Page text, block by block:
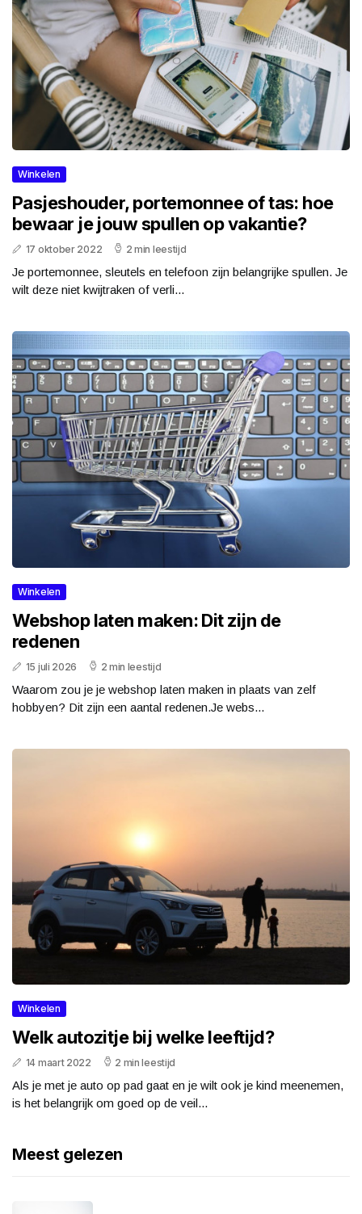
Winkelen
Pasjeshouder, portemonnee of tas: hoe
bewaar je jouw spullen op vakantie?
17 oktober 2022 2 min leestijd
Je portemonnee, sleutels en telefoon zijn belangrijke spullen. Je
wilt deze niet kwijtraken of verli...
Winkelen
Webshop laten maken: Dit zijn de
redenen
15 juli 2026 2 min leestijd
Waarom zou je je webshop laten maken in plaats van zelf
hobbyen? Dit zijn een aantal redenen.Je webs...
Winkelen
Welk autozitje bij welke leeftijd?
14 maart 2022 2 min leestijd
Als je met je auto op pad gaat en je wilt ook je kind meenemen,
is het belangrijk om goed op de veil...
Meest gelezen